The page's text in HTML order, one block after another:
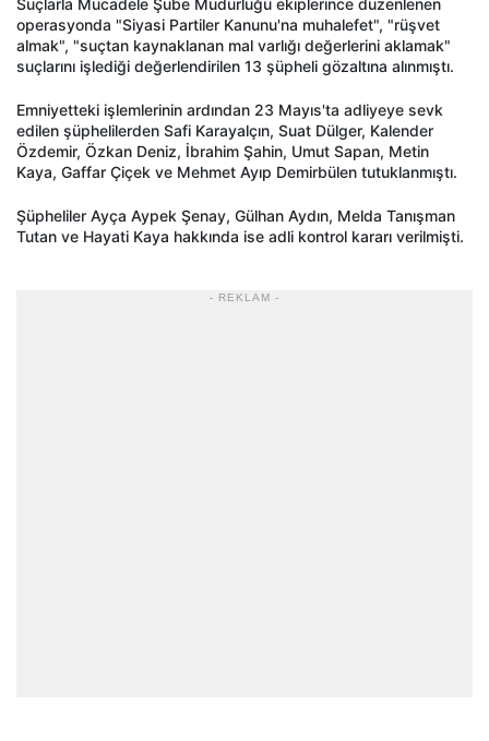
Suçlarla Mücadele Şube Müdürlüğü ekiplerince düzenlenen
operasyonda "Siyasi Partiler Kanunu'na muhalefet", "rüşvet
almak", "suçtan kaynaklanan mal varlığı değerlerini aklamak"
suçlarını işlediği değerlendirilen 13 şüpheli gözaltına alınmıştı.
Emniyetteki işlemlerinin ardından 23 Mayıs'ta adliyeye sevk
edilen şüphelilerden Safi Karayalçın, Suat Dülger, Kalender
Özdemir, Özkan Deniz, İbrahim Şahin, Umut Sapan, Metin
Kaya, Gaffar Çiçek ve Mehmet Ayıp Demirbülen tutuklanmıştı.
Şüpheliler Ayça Aypek Şenay, Gülhan Aydın, Melda Tanışman
Tutan ve Hayati Kaya hakkında ise adli kontrol kararı verilmişti.
- REKLAM -